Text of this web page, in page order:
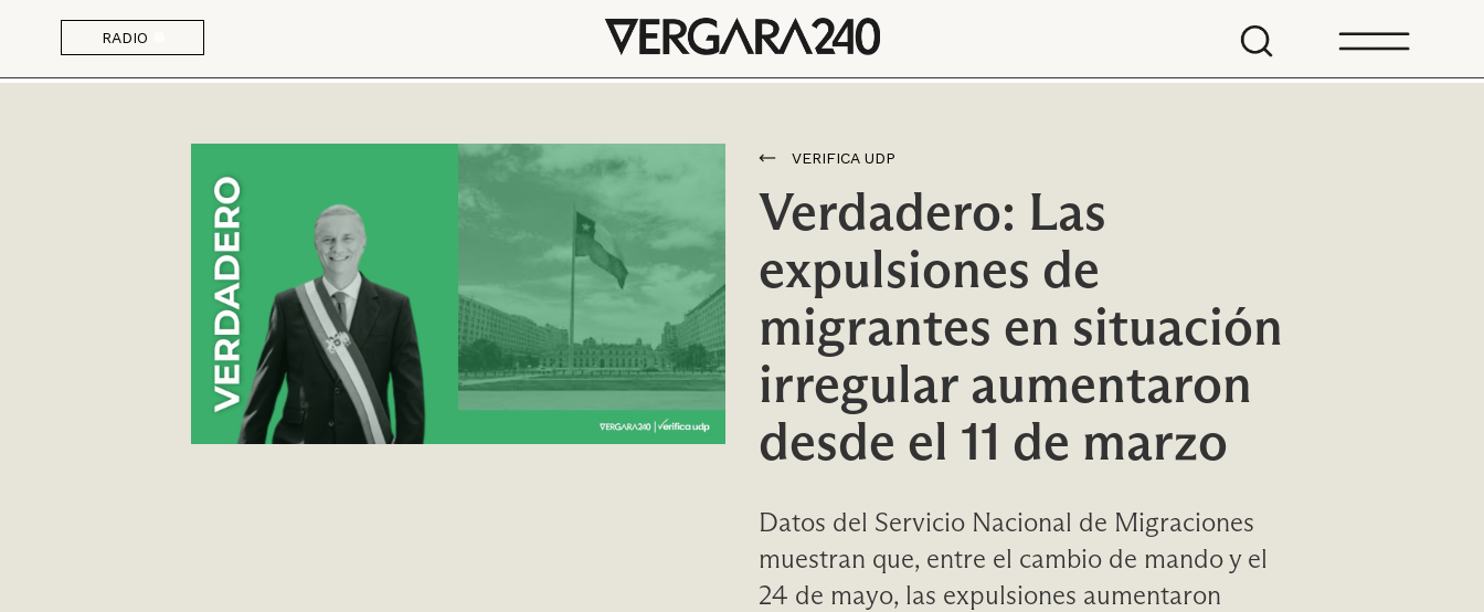
RADIO
VERIFICA UDP
Verdadero: Las
expulsiones de
migrantes en situación
irregular aumentaron
desde el 11 de marzo
Datos del Servicio Nacional de Migraciones
muestran que, entre el cambio de mando y el
24 de mayo, las expulsiones aumentaron